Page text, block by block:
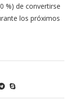
%) de convertirse
los próximos